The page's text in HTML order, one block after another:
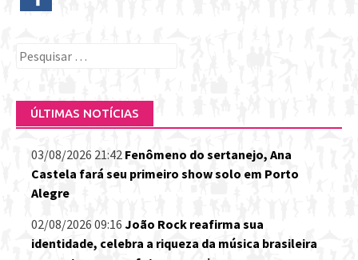
Pesquisar
ÚLTIMAS NOTÍCIAS
03/08/2026 21:42 Fenômeno do sertanejo, Ana
Castela fará seu primeiro show solo em Porto
Alegre
02/08/2026 09:16 João Rock reafirma sua
identidade, celebra a riqueza da música brasileira